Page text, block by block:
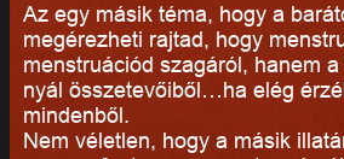
Az egy másik téma, hogy a
megérezheti rajtad, hogy
menstruációd szagáról, hanem
nyál összetevőiből…ha elég
mindenből.
Nem véletlen, hogy a másik